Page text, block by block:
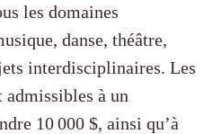
les domaines
danse, théâtre,
interdisciplinaires. Les
admissibles à un
10 000 $, ainsi qu’à